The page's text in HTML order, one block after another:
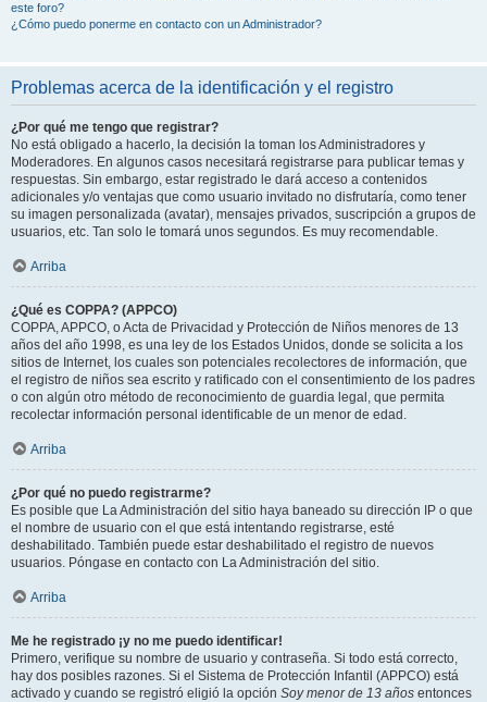
este foro?
¿Cómo puedo ponerme en contacto con un Administrador?
Problemas acerca de la identificación y el registro
¿Por qué me tengo que registrar?
No está obligado a hacerlo, la decisión la toman los Administradores y
Moderadores. En algunos casos necesitará registrarse para publicar temas y
respuestas. Sin embargo, estar registrado le dará acceso a contenidos
adicionales y/o ventajas que como usuario invitado no disfrutaría, como tener
su imagen personalizada (avatar), mensajes privados, suscripción a grupos de
usuarios, etc. Tan solo le tomará unos segundos. Es muy recomendable.
Arriba
¿Qué es COPPA? (APPCO)
COPPA, APPCO, o Acta de Privacidad y Protección de Niños menores de 13
años del año 1998, es una ley de los Estados Unidos, donde se solicita a los
sitios de Internet, los cuales son potenciales recolectores de información, que
el registro de niños sea escrito y ratificado con el consentimiento de los padres
o con algún otro método de reconocimiento de guardia legal, que permita
recolectar información personal identificable de un menor de edad.
Arriba
¿Por qué no puedo registrarme?
Es posible que La Administración del sitio haya baneado su dirección IP o que
el nombre de usuario con el que está intentando registrarse, esté
deshabilitado. También puede estar deshabilitado el registro de nuevos
usuarios. Póngase en contacto con La Administración del sitio.
Arriba
Me he registrado ¡y no me puedo identificar!
Primero, verifique su nombre de usuario y contraseña. Si todo está correcto,
hay dos posibles razones. Si el Sistema de Protección Infantil (APPCO) está
activado y cuando se registró eligió la opción Soy menor de 13 años entonces